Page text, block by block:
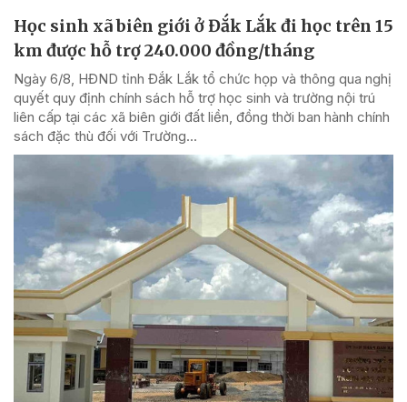
Học sinh xã biên giới ở Đắk Lắk đi học trên 15
km được hỗ trợ 240.000 đồng/tháng
Ngày 6/8, HĐND tỉnh Đắk Lắk tổ chức họp và thông qua nghị
quyết quy định chính sách hỗ trợ học sinh và trường nội trú
liên cấp tại các xã biên giới đất liền, đồng thời ban hành chính
sách đặc thù đối với Trường...